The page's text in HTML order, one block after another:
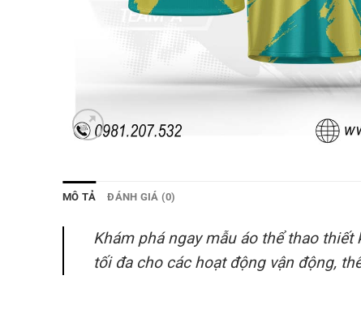
MÔ TẢ ĐÁNH GIÁ (0)
Khám phá ngay mẫu áo thể thao
tối đa cho các hoạt động vận động,